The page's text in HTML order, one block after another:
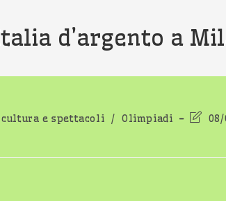
d’argento a
e spettacoli / Olimpiadi
Ultima
08/